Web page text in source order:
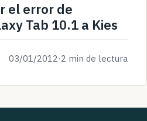
el error de
Tab 10.1 a Kies
03/01/2012 ·2 min de lectura